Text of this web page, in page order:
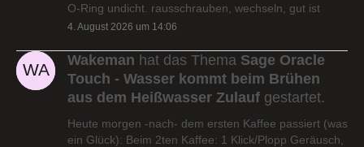
O-Ring undicht. rausschrauben, wechseln, gut ist
4. August 2026 um 14:06
Wakeman hat das Thema Sage Oracle
Touch - Wasser kommt beim Brühen
aus dem Heißwasser Zulauf gestartet.
Heute morgen -nach- dem ersten Kaffee passiert (was
ein Glück): Beim 2ten Kaffee: 1 Klick/Plopp Geräusch,